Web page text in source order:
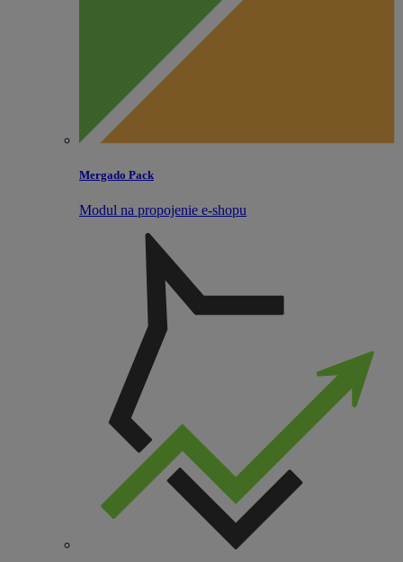
Mergado Pack
Modul na propojenie e‑shopu